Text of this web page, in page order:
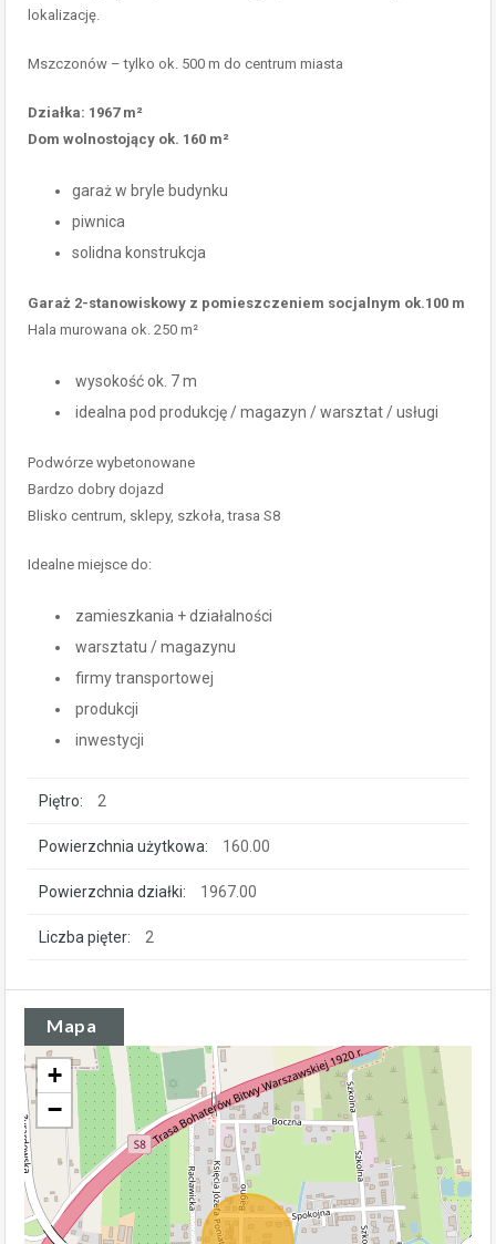
lokalizację.
Mszczonów – tylko ok. 500 m do centrum miasta
Działka: 1967 m²
Dom wolnostojący ok. 160 m²
garaż w bryle budynku
piwnica
solidna konstrukcja
Garaż 2-stanowiskowy z pomieszczeniem socjalnym ok.100 m
Hala murowana ok. 250 m²
wysokość ok. 7 m
idealna pod produkcję / magazyn / warsztat / usługi
Podwórze wybetonowane
Bardzo dobry dojazd
Blisko centrum, sklepy, szkoła, trasa S8
Idealne miejsce do:
zamieszkania + działalności
warsztatu / magazynu
firmy transportowej
produkcji
inwestycji
Piętro: 2
Powierzchnia użytkowa: 160.00
Powierzchnia działki: 1967.00
Liczba pięter: 2
Mapa
+
−